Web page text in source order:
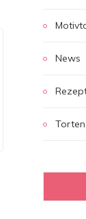
News
Torten